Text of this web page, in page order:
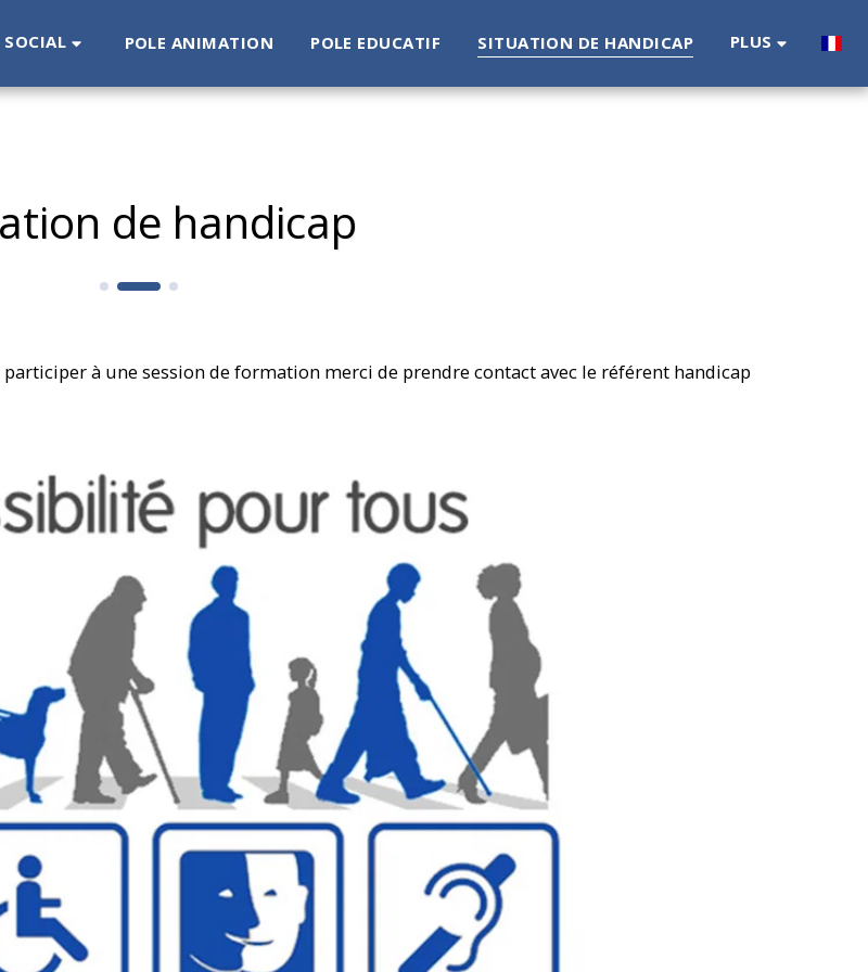
SOCIAL POLE ANIMATION POLE EDUCATIF SITUATION DE HANDICAP PLUS
de handicap
à une session de formation merci de prendre contact avec le référent handicap